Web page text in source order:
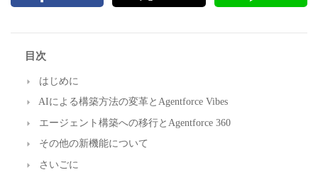
目次
はじめに
AIによる構築方法の変革とAgentforce Vibes
エージェント構築への移行とAgentforce 360
その他の新機能について
さいごに